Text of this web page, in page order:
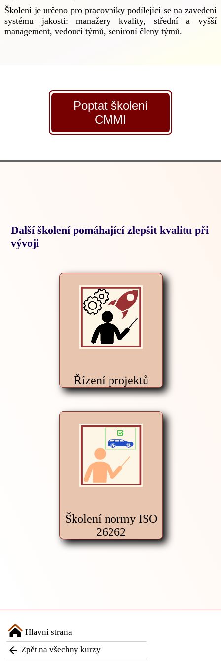
Školení je určeno pro pracovníky podílející se na zavedení
systému jakosti: manažery kvality, střední a vyšší
management, vedoucí týmů, senironí členy týmů.
Poptat školení
CMMI
Další školení pomáhající zlepšit kvalitu při
vývoji
Řízení projektů
Školení normy ISO
26262
Hlavní strana
 Zpět na všechny kurzy